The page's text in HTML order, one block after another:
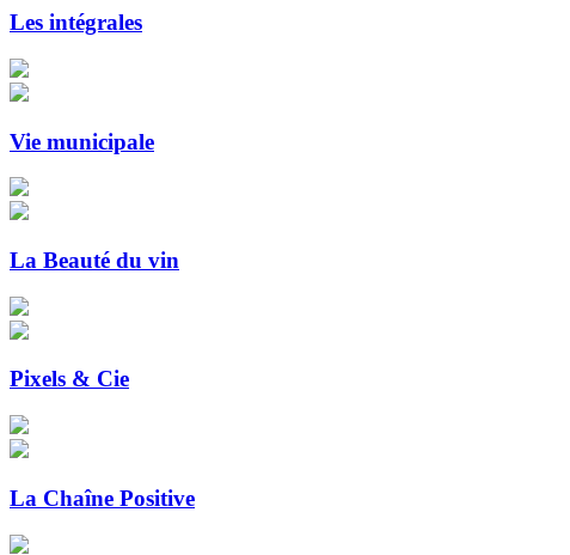
Les intégrales
Vie municipale
La Beauté du vin
Pixels & Cie
La Chaîne Positive